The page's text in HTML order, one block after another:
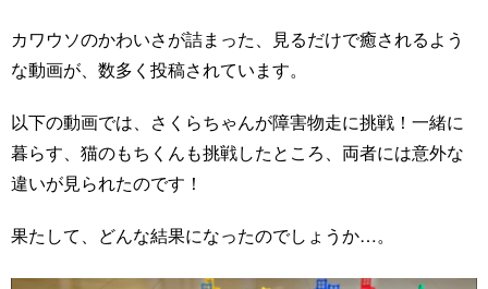
カワウソのかわいさが詰まった、見るだけで癒されるよう
な動画が、数多く投稿されています。
以下の動画では、さくらちゃんが障害物走に挑戦！一緒に
暮らす、猫のもちくんも挑戦したところ、両者には意外な
違いが見られたのです！
果たして、どんな結果になったのでしょうか…。